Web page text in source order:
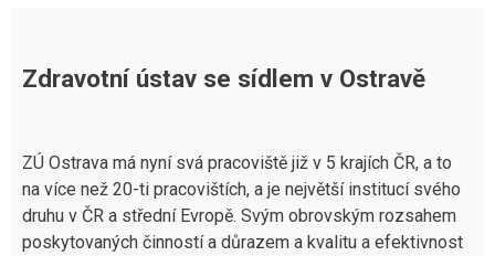
Zdravotní ústav se sídlem v Ostravě
ZÚ Ostrava má nyní svá pracoviště již v 5 krajích ČR, a to
na více než 20-ti pracovištích, a je největší institucí svého
druhu v ČR a střední Evropě. Svým obrovským rozsahem
poskytovaných činností a důrazem a kvalitu a efektivnost